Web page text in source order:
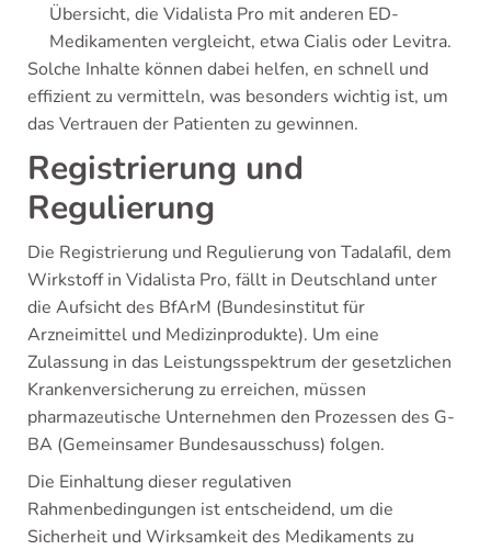
Übersicht, die Vidalista Pro mit anderen ED-
Medikamenten vergleicht, etwa Cialis oder Levitra.
Solche Inhalte können dabei helfen, en schnell und
effizient zu vermitteln, was besonders wichtig ist, um
das Vertrauen der Patienten zu gewinnen.
Registrierung und
Regulierung
Die Registrierung und Regulierung von Tadalafil, dem
Wirkstoff in Vidalista Pro, fällt in Deutschland unter
die Aufsicht des BfArM (Bundesinstitut für
Arzneimittel und Medizinprodukte). Um eine
Zulassung in das Leistungsspektrum der gesetzlichen
Krankenversicherung zu erreichen, müssen
pharmazeutische Unternehmen den Prozessen des G-
BA (Gemeinsamer Bundesausschuss) folgen.
Die Einhaltung dieser regulativen
Rahmenbedingungen ist entscheidend, um die
Sicherheit und Wirksamkeit des Medikaments zu